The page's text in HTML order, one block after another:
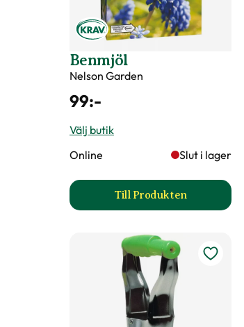
Benmjöl
Nelson Garden
99:-
Välj butik
Online
Slut i lager
Till Produkten
till Benmjöl